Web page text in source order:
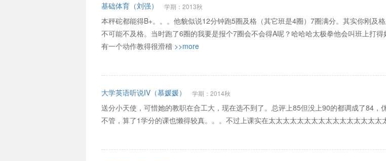
基础体育（刘强） 学期：2013秋
本秤砣都能得B+。。。他貌似说12分钟跑5圈及格（其它班是4圈）7圈满分。其实你刚及
不可能不及格。当时跑了6圈的我要是报个7圈会不会得A呢？哈哈哈太极拳他会叫班上打
有一个动作教得很滑稽 >>more
大学英语听说IV（慕媛媛） 学期：2014秋
送分小天使，可惜她的教职在合工大，现在选不到了。总评上85但没上90的都调成了84
不管，算了1学分的课也懒得较真。。。不过上课实在太太太太太太太太太太太太太太太太